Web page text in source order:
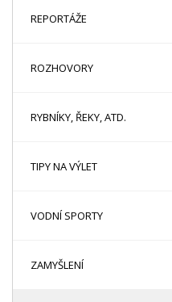
REPORTÁŽE
ROZHOVORY
RYBNÍKY, ŘEKY, ATD.
TIPY NA VÝLET
VODNÍ SPORTY
ZAMYŠLENÍ